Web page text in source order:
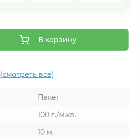
В корзину
(смотреть все)
Пакет
100 г./м.кв.
10 м.